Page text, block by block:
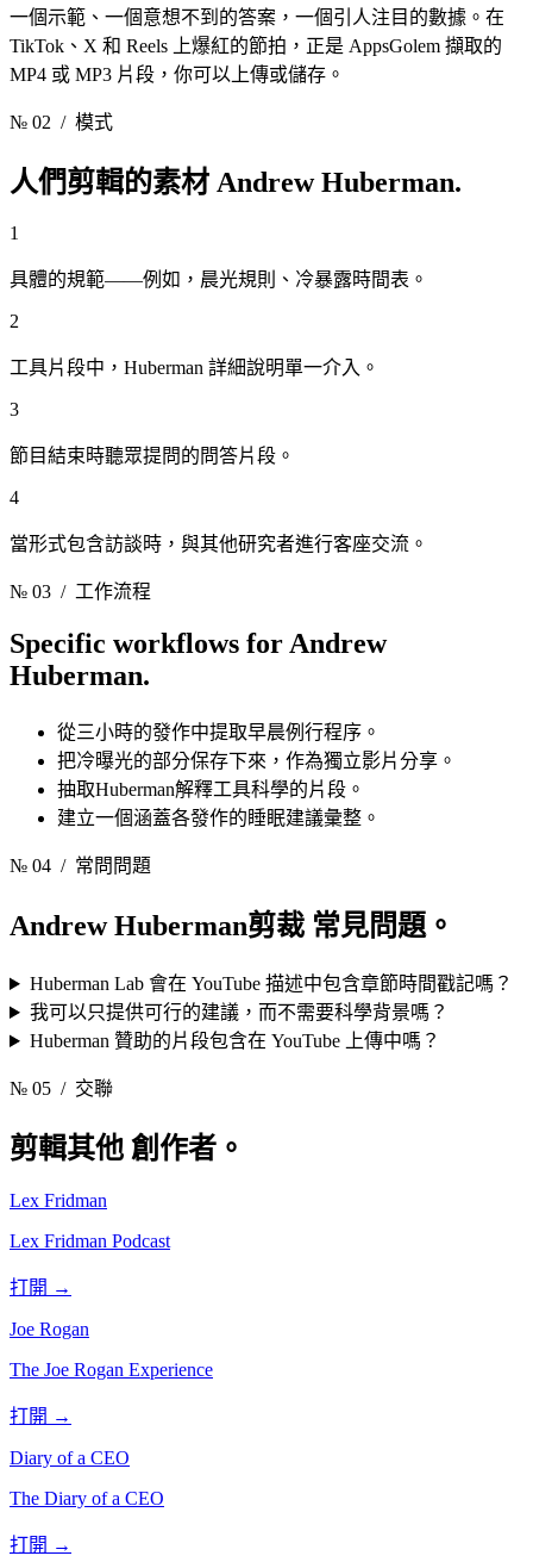
一個示範、一個意想不到的答案，一個引人注目的數據。在
TikTok、X 和 Reels 上爆紅的節拍，正是 AppsGolem 擷取的
MP4 或 MP3 片段，你可以上傳或儲存。
№ 02 / 模式
人們剪輯的素材 Andrew Huberman.
1
具體的規範——例如，晨光規則、冷暴露時間表。
2
工具片段中，Huberman 詳細說明單一介入。
3
節目結束時聽眾提問的問答片段。
4
當形式包含訪談時，與其他研究者進行客座交流。
№ 03 / 工作流程
Specific workflows forAndrew
Huberman.
從三小時的發作中提取早晨例行程序。
把冷曝光的部分保存下來，作為獨立影片分享。
抽取Huberman解釋工具科學的片段。
建立一個涵蓋各發作的睡眠建議彙整。
№ 04 / 常問問題
Andrew Huberman剪裁 常見問題。
Huberman Lab 會在 YouTube 描述中包含章節時間戳記嗎？
我可以只提供可行的建議，而不需要科學背景嗎？
Huberman 贊助的片段包含在 YouTube 上傳中嗎？
№ 05 / 交聯
剪輯其他 創作者。
Lex Fridman
Lex Fridman Podcast
打開 →
Joe Rogan
The Joe Rogan Experience
打開 →
Diary of a CEO
The Diary of a CEO
打開 →